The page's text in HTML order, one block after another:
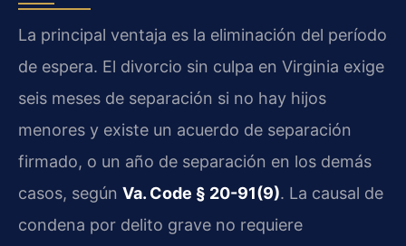
La principal ventaja es la eliminación del período
de espera. El divorcio sin culpa en Virginia exige
seis meses de separación si no hay hijos
menores y existe un acuerdo de separación
firmado, o un año de separación en los demás
casos, según Va. Code § 20-91(9). La causal de
condena por delito grave no requiere